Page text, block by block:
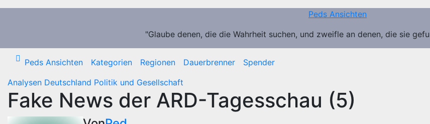
Zum
Peds Ansichten
"Glaube denen, die die Wahrheit suchen, und zweifle an denen, die sie
Peds Ansichten Kategorien Regionen Dauerbrenner
Spender
Analysen Deutschland Politik und Gesellschaft
Fake News der ARD-Tagesschau (5)